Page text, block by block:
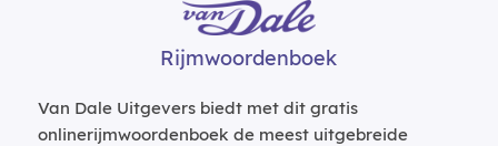
Rijmwoordenboek
Van Dale Uitgevers biedt met dit gratis
onlinerijmwoordenboek de meest uitgebreide